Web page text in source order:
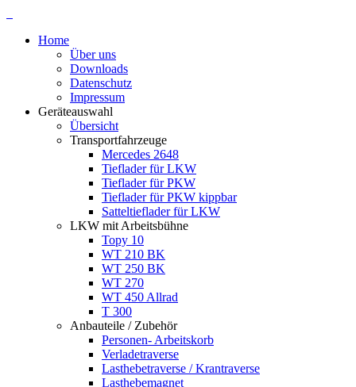
Home
Über uns
Downloads
Datenschutz
Impressum
Geräteauswahl
Übersicht
Transportfahrzeuge
Mercedes 2648
Tieflader für LKW
Tieflader für PKW
Tieflader für PKW kippbar
Satteltieflader für LKW
LKW mit Arbeitsbühne
Topy 10
WT 210 BK
WT 250 BK
WT 270
WT 450 Allrad
T 300
Anbauteile / Zubehör
Personen- Arbeitskorb
Verladetraverse
Lasthebetraverse / Krantraverse
Lasthebemagnet